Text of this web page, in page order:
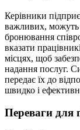
Керівники
важливих, можуть
бронювання
вказати
місцях, щоб
надання послуг.
передає їх до
швидко і
Переваги для